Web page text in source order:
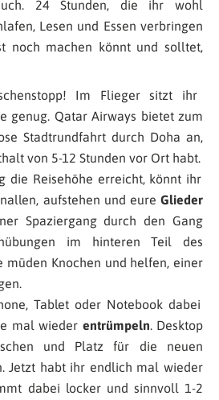
24 Stunden, die ihr wohl
Lesen und Essen verbringen
noch machen könnt und solltet,
Im Flieger sitzt ihr
genug. Qatar Airways bietet zum
Stadtrundfahrt durch Doha an,
von 5-12 Stunden vor Ort habt.
die Reisehöhe erreicht, könnt ihr
aufstehen und eure Glieder
Spaziergang durch den Gang
im hinteren Teil des
müden Knochen und helfen, einer
Tablet oder Notebook dabei
mal wieder entrümpeln. Desktop
und Platz für die neuen
Jetzt habt ihr endlich mal wieder
dabei locker und sinnvoll 1-2